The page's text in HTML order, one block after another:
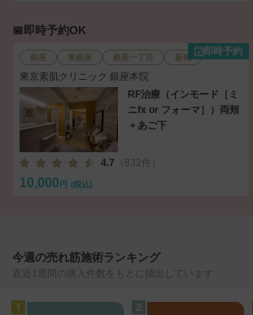
📅即時予約OK
銀座 東銀座 銀座一丁目 新橋
即時予約
東京素肌クリニック 銀座本院
RF治療（インモード［ミ
ニfx or フォーマ］）両頬
＋あご下
4.7 （832件）
10,000 円 (税込)
今週の売れ筋施術ランキング
直近1週間の購入件数をもとに抽出しています